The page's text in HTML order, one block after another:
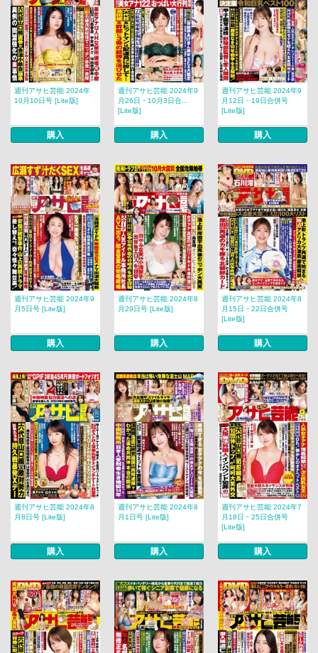
週刊アサヒ芸能 2024年
10月10日号 [Lite版]
購入
週刊アサヒ芸能 2024年9
月26日・10月3日合...
[Lite版]
購入
週刊アサヒ芸能 2024年9
月12日・19日合併号
[Lite版]
購入
週刊アサヒ芸能 2024年9
月5日号 [Lite版]
購入
週刊アサヒ芸能 2024年8
月29日号 [Lite版]
購入
週刊アサヒ芸能 2024年8
月15日・22日合併号
[Lite版]
購入
週刊アサヒ芸能 2024年8
月8日号 [Lite版]
購入
週刊アサヒ芸能 2024年8
月1日号 [Lite版]
購入
週刊アサヒ芸能 2024年7
月18日・25日合併号
[Lite版]
購入